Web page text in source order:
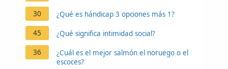
30 ¿Qué es hándicap 3 opciones más 1?
45 ¿Qué significa intimidad social?
36
¿Cuál es el mejor salmón el noruego o el
escoces?